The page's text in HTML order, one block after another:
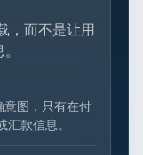
，而不是让用
图，只有在付
款信息。